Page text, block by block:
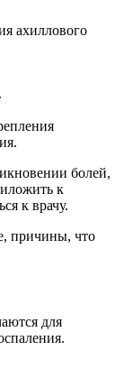
ахиллового
болей,
к
к врачу.
для